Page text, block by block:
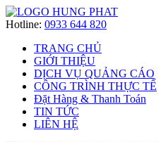
Hotline: 0933 644 820
TRANG CHỦ
GIỚI THIỆU
DỊCH VỤ QUẢNG CÁO
CÔNG TRÌNH THỰC TẾ
Đặt Hàng & Thanh Toán
TIN TỨC
LIÊN HỆ